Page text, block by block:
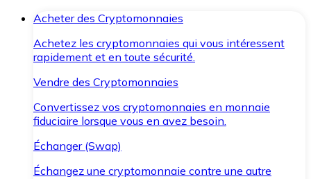
Acheter des Cryptomonnaies
Achetez les cryptomonnaies qui vous intéressent
rapidement et en toute sécurité.
Vendre des Cryptomonnaies
Convertissez vos cryptomonnaies en monnaie
fiduciaire lorsque vous en avez besoin.
Échanger (Swap)
Échangez une cryptomonnaie contre une autre